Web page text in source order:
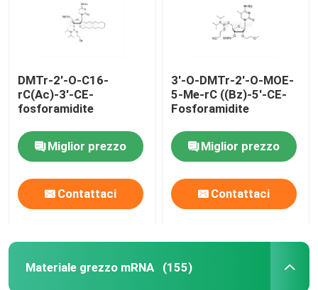
Prodotti
DMTr-2'-O-C16-
rC(Ac)-3'-CE-
fosforamidite
Miglior prezzo
Contattaci
3'-O-DMTr-2'-O-MOE-
5-Me-rC ((Bz)-5'-CE-
Fosforamidite
Miglior prezzo
Contattaci
Materiale grezzo mRNA (155)